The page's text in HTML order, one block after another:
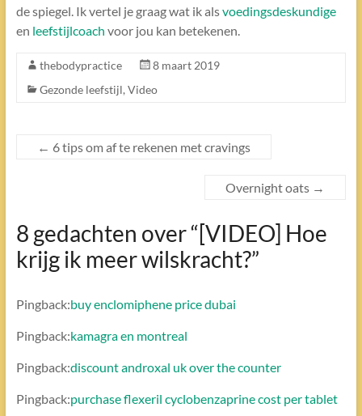
de spiegel. Ik vertel je graag wat ik alsvoedingsdeskundige
en leefstijlcoach voor jou kan betekenen.
thebodypractice
8 maart 2019
Gezonde leefstijl, Video
← 6 tips om af te rekenen met cravings
Overnight oats →
8 gedachten over “[VIDEO] Hoe
krijg ik meer wilskracht?”
Pingback:buy enclomiphene price dubai
Pingback:kamagra en montreal
Pingback:discount androxal uk over the counter
Pingback:purchase flexeril cyclobenzaprine cost per tablet